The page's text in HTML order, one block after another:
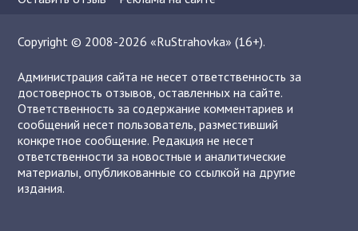
Copyright © 2008-2026 «RuStrahovka» (16+).
Администрация сайта не несет ответственность за
достоверность отзывов, оставленных на сайте.
Ответственность за содержание комментариев и
сообщений несет пользователь, разместивший
конкретное сообщение. Редакция не несет
ответственности за новостные и аналитические
материалы, опубликованные со ссылкой на другие
издания.